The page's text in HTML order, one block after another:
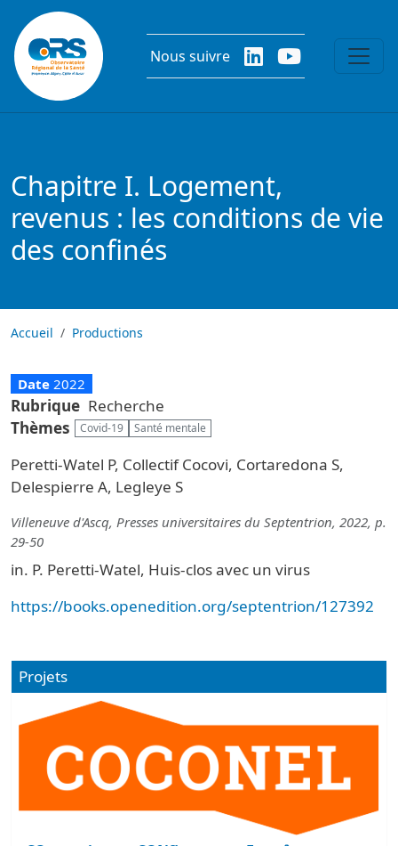
Aller au contenu principal
Nous suivre
Chapitre I. Logement,
revenus : les conditions de vie
des confinés
Accueil Productions
Date 2022
Rubrique Recherche
Thèmes
Covid-19 Santé mentale
Peretti-Watel P, Collectif Cocovi, Cortaredona S,
Delespierre A, Legleye S
Villeneuve d'Ascq, Presses universitaires du Septentrion, 2022, p.
29-50
in. P. Peretti-Watel, Huis-clos avec un virus
https://books.openedition.org/septentrion/127392
Projets